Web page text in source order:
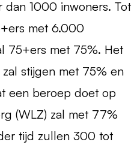
dan 1000 inwoners. Tot
met 6.000
75+ers met 75%. Het
stijgen met 75% en
een beroep doet op
(WLZ) zal met 77%
tijd zullen 300 tot